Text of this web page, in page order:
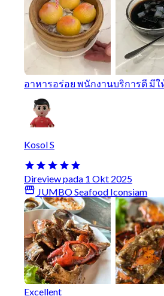
อาหารอร่อย พนักงานบริการดี มี
Kosol S
Direview pada 1 Okt 2025
JUMBO Seafood Iconsiam
Excellent